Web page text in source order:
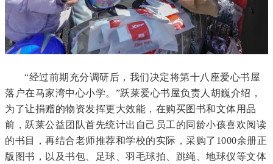
“经过前期充分调研后，我们决定将第十八座爱心书屋
落户在马家湾中心小学。”跃莱爱心书屋负责人胡巍介绍，
为了让捐赠的物资发挥更大效能，在购买图书和文体用品
前，跃莱公益团队首先统计出自己员工的同龄小孩喜欢阅读
的书目，再结合老师推荐和学校的实际，采购了1000余册正
版图书，以及书包、足球、羽毛球拍、跳绳、地球仪等文体